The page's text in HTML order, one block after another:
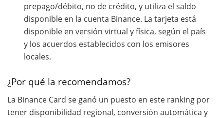
prepago/débito, no de crédito, y utiliza el saldo
disponible en la cuenta Binance. La tarjeta está
disponible en versión virtual y física, según el país
y los acuerdos establecidos con los emisores
locales.
¿Por qué la recomendamos?
La Binance Card se ganó un puesto en este ranking por
tener disponibilidad regional, conversión automática y